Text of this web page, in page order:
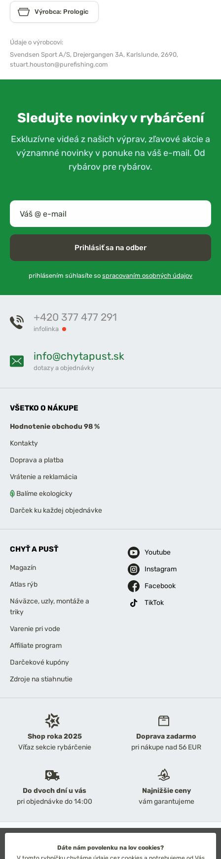
Výrobca: Prologic
Údaje o výrobcovi:
Svendsen Sport A/S, Drejergangen 3A, Karlslunde, 2690,
stuart.houston@purefishing.com
Sledujte novinky v rybárčení
Exkluzívne videá z našich výprav, zľavové akcie a
významné novinky v ponuke na váš e-mail. Od
rybárov pre rybárov.
Prihlásiť sa na odber
prihlásením súhlasíte so spracovaním osobných údajov
Shop roka 2025
Víťaz sekcie rybárčenie
Doprava zadarmo
pri nákupe nad 56 EUR
Do dvoch dní u vás
pri objednávke do 14:00
Najnižšie ceny
vám garantujeme
+420 377 477 291
infolinka
info@chytapust.sk
dotazy a objednávky
VŠETKO O NÁKUPE
Hodnotenie obchodu 98 %
Kontakty
Doprava a platba
Vrátenie a reklamácia
Balíme ekologicky
Darček ku každej objednávke
CHYŤ A PUSŤ
Magazín
Atlas rýb
Náväzce, uzly, montáže a
triky
Varenie pri vode
Affiliate program
Darčekové kupóny
Zdroje na stiahnutie
Youtube
Instagram
Facebook
TikTok
Obchodné podmienky
Ochrana osobných údajov
Dáte nám povolenku na lov cookies?